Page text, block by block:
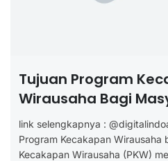
Tujuan Program
Wirausaha Bagi
link selengkapnya :
Program Kecakapan
Kecakapan Wirausaha (PKW)